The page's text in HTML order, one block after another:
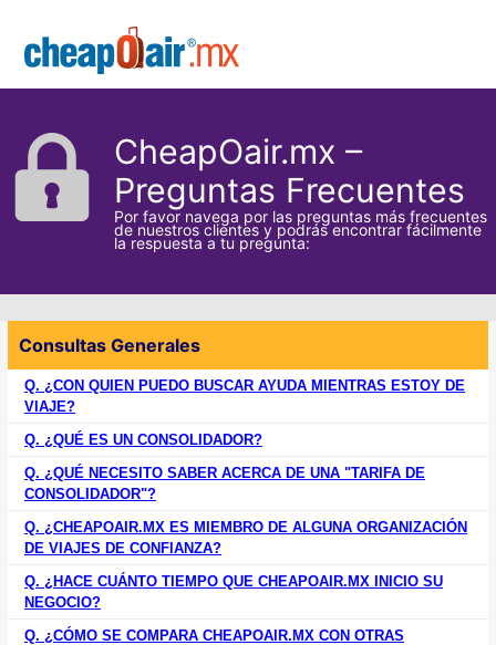
Skip to main content
CheapOair.mx –
Preguntas Frecuentes
Por favor navega por las preguntas más frecuentes
de nuestros clientes y podrás encontrar fácilmente
la respuesta a tu pregunta:
Consultas Generales
Q. ¿CON QUIEN PUEDO BUSCAR AYUDA MIENTRAS ESTOY DE
VIAJE?
Q. ¿QUÉ ES UN CONSOLIDADOR?
Q. ¿QUÉ NECESITO SABER ACERCA DE UNA "TARIFA DE
CONSOLIDADOR"?
Q. ¿CHEAPOAIR.MX ES MIEMBRO DE ALGUNA ORGANIZACIÓN
DE VIAJES DE CONFIANZA?
Q. ¿HACE CUÁNTO TIEMPO QUE CHEAPOAIR.MX INICIO SU
NEGOCIO?
Q. ¿CÓMO SE COMPARA CHEAPOAIR.MX CON OTRAS